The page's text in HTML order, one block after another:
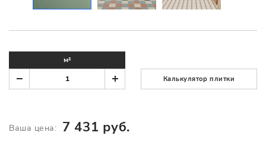
м²
Калькулятор плитки
Ваша цена: 7 431 руб.